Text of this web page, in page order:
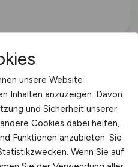
wichtigsten
unsere Website
Inhalten anzuzeigen. Davon
und Sicherheit unserer
Cookies dabei helfen,
Funktionen anzubieten. Sie
Wenn Sie auf